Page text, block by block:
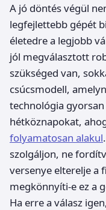
A jó döntés végül
legfejlettebb gépét
életedre a legjobb
jól megválasztott
szükséged van,
csúcsmodell,
technológia
hétköznapokat,
folyamatosan alakul
szolgáljon, ne
versenye elterelje a
megkönnyíti-e ez a
Ha erre a válasz